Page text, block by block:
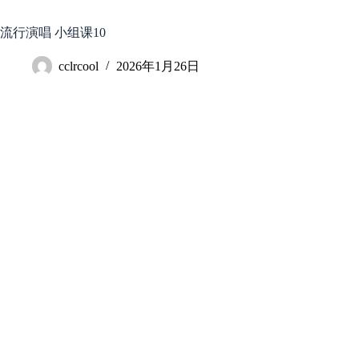
至
内
流行演唱 小组课10
cclrcool 2026年1月26日